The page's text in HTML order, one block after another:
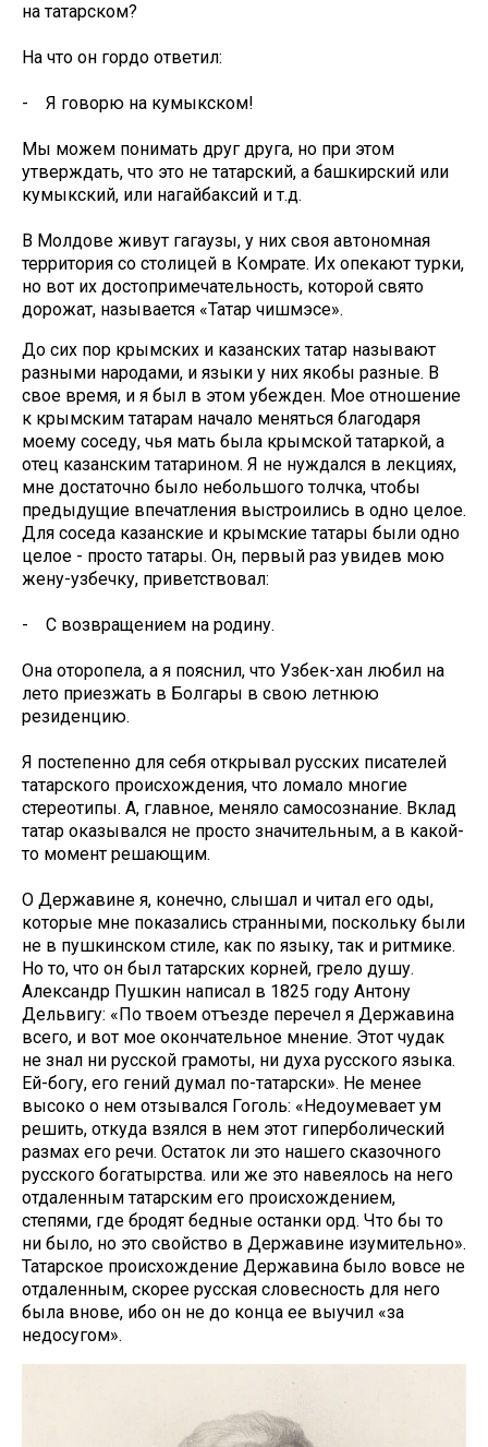
на татарском?
На что он гордо ответил:
- Я говорю на кумыкском!
Мы можем понимать друг друга, но при этом
утверждать, что это не татарский, а башкирский или
кумыкский, или нагайбаксий и т.д.
В Молдове живут гагаузы, у них своя автономная
территория со столицей в Комрате. Их опекают турки,
но вот их достопримечательность, которой свято
дорожат, называется «Татар чишмэсе».
До сих пор крымских и казанских татар называют
разными народами, и языки у них якобы разные. В
свое время, и я был в этом убежден. Мое отношение
к крымским татарам начало меняться благодаря
моему соседу, чья мать была крымской татаркой, а
отец казанским татарином. Я не нуждался в лекциях,
мне достаточно было небольшого толчка, чтобы
предыдущие впечатления выстроились в одно целое.
Для соседа казанские и крымские татары были одно
целое - просто татары. Он, первый раз увидев мою
жену-узбечку, приветствовал:
- С возвращением на родину.
Она оторопела, а я пояснил, что Узбек-хан любил на
лето приезжать в Болгары в свою летнюю
резиденцию.
Я постепенно для себя открывал русских писателей
татарского происхождения, что ломало многие
стереотипы. А, главное, меняло самосознание. Вклад
татар оказывался не просто значительным, а в какой-
то момент решающим.
О Державине я, конечно, слышал и читал его оды,
которые мне показались странными, поскольку были
не в пушкинском стиле, как по языку, так и ритмике.
Но то, что он был татарских корней, грело душу.
Александр Пушкин написал в 1825 году Антону
Дельвигу: «По твоем отъезде перечел я Державина
всего, и вот мое окончательное мнение. Этот чудак
не знал ни русской грамоты, ни духа русского языка.
Ей-богу, его гений думал по-татарски». Не менее
высоко о нем отзывался Гоголь: «Недоумевает ум
решить, откуда взялся в нем этот гиперболический
размах его речи. Остаток ли это нашего сказочного
русского богатырства. или же это навеялось на него
отдаленным татарским его происхождением,
степями, где бродят бедные останки орд. Что бы то
ни было, но это свойство в Державине изумительно».
Татарское происхождение Державина было вовсе не
отдаленным, скорее русская словесность для него
была внове, ибо он не до конца ее выучил «за
недосугом».